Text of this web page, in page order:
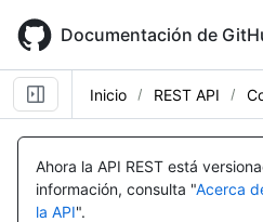
main
content
Documentación de
Inicio REST API
Ahora la API REST está
información, consulta "Acerca
la API".
Nombre,
Tipo,
Descripción
Nombre,
Tipo,
Descripción
Nombre,
Tipo,
Descripción
Nombre,
Tipo,
Descripción
Nombre,
Tipo,
Descripción
Nombre,
Tipo,
Descripción
Nombre,
Tipo,
Descripción
Nombre,
Tipo,
Descripción
Nombre,
Tipo,
Descripción
Nombre,
Tipo,
Descripción
Nombre,
Tipo,
Descripción
Nombre,
Tipo,
Descripción
Nombre,
Tipo,
Descripción
Nombre,
Tipo,
Descripción
Nombre,
Tipo,
Descripción
Nombre,
Tipo,
Descripción